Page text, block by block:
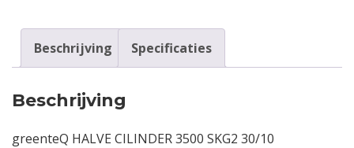
Beschrijving Specificaties
Beschrijving
greenteQ HALVE CILINDER 3500 SKG2 30/10